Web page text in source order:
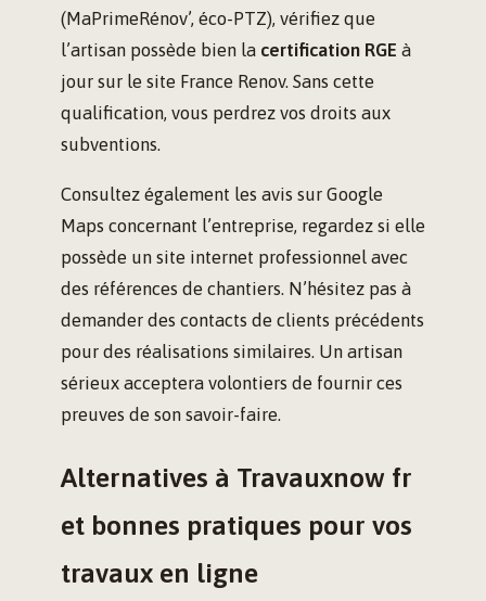
(MaPrimeRénov’, éco-PTZ), vérifiez que
l’artisan possède bien la certification RGE à
jour sur le site France Renov. Sans cette
qualification, vous perdrez vos droits aux
subventions.
Consultez également les avis sur Google
Maps concernant l’entreprise, regardez si elle
possède un site internet professionnel avec
des références de chantiers. N’hésitez pas à
demander des contacts de clients précédents
pour des réalisations similaires. Un artisan
sérieux acceptera volontiers de fournir ces
preuves de son savoir-faire.
Alternatives à Travauxnow fr
et bonnes pratiques pour vos
travaux en ligne